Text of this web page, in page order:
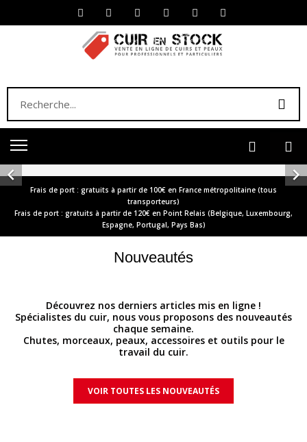
 
Frais de port : gratuits à partir de 100€ en France métropolitaine (tous
transporteurs)
Frais de port : gratuits à partir de 120€ en Point Relais (Belgique, Luxembourg,
Espagne, Portugal, Pays Bas)
Nouveautés
Découvrez nos derniers articles mis en ligne !
Spécialistes du cuir, nous vous proposons des nouveautés
chaque semaine.
Chutes, morceaux, peaux, accessoires et outils pour le
travail du cuir.
VOIR TOUTES LES NOUVEAUTÉS